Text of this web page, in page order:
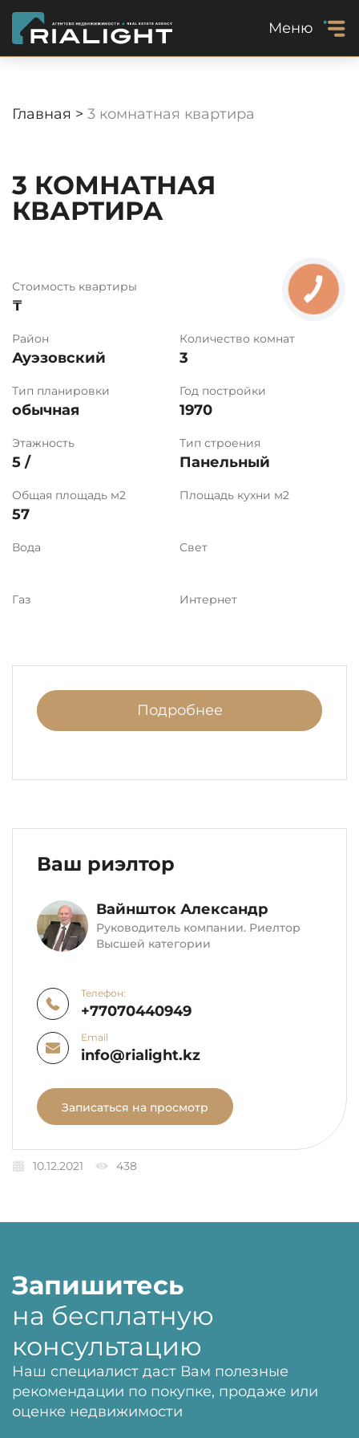
Меню
Главная > 3 комнатная квартира
3 КОМНАТНАЯ
КВАРТИРА
Стоимость квартиры
₸
Район
Ауэзовский
Количество комнат
3
Тип планировки
обычная
Год постройки
1970
Этажность
5 /
Тип строения
Панельный
Общая площадь м2
57
Площадь кухни м2
Вода Свет
Газ Интернет
Подробнее
Ваш риэлтор
Вайншток Александр
Руководитель компании. Риелтор
Высшей категории
Телефон:
+77070440949
Email
info@rialight.kz
Записаться на просмотр
10.12.2021 438
Запишитесь
на бесплатную
консультацию
Наш специалист даст Вам полезные
рекомендации по покупке, продаже или
оценке недвижимости